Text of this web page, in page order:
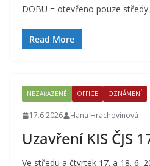
DOBU = otevřeno pouze středy
Read More
NEZAŘAZENÉ OFFICE OZNÁMENÍ
17.6.2026 Hana Hrachovinová
Uzavření KIS ČJS
Ve středu a čtvrtek 17. a 18. 6.